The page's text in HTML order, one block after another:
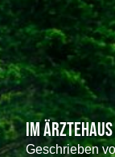
Im
Geschrieben